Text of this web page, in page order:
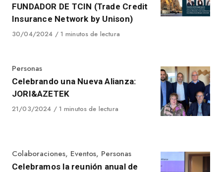
FUNDADOR DE TCIN (Trade Credit
Insurance Network by Unison)
Published
30/04/2024 1 minutos de lectura
Category
Personas
Celebrando una Nueva Alianza:
JORI&AZETEK
Published
21/03/2024 1 minutos de lectura
Category
Colaboraciones, Eventos, Personas
Celebramos la reunión anual de